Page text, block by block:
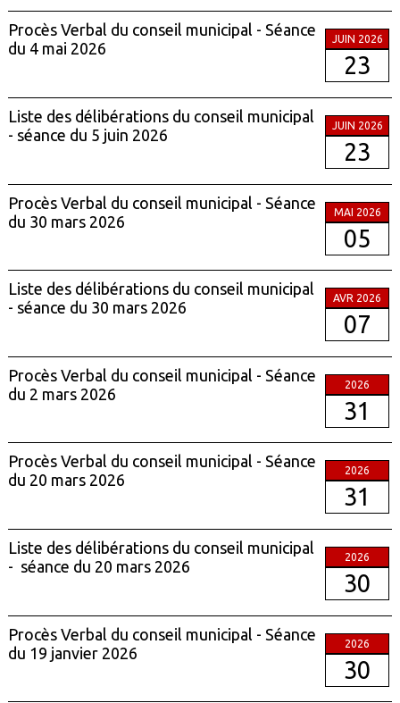
Procès Verbal du conseil municipal - Séance
du 4 mai 2026
JUIN 2026
23
Liste des délibérations du conseil municipal
- séance du 5 juin 2026
JUIN 2026
23
Procès Verbal du conseil municipal - Séance
du 30 mars 2026
MAI 2026
05
Liste des délibérations du conseil municipal
- séance du 30 mars 2026
AVR 2026
07
Procès Verbal du conseil municipal - Séance
du 2 mars 2026
2026
31
Procès Verbal du conseil municipal - Séance
du 20 mars 2026
2026
31
Liste des délibérations du conseil municipal
- séance du 20 mars 2026
2026
30
Procès Verbal du conseil municipal - Séance
du 19 janvier 2026
2026
30